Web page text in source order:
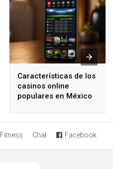
Características de los
casinos online
populares en México
Fitness Chat Facebook